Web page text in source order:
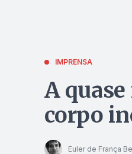
IMPRENSA
A
corpo
Euler de França